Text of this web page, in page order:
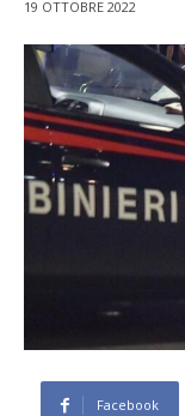
19 OTTOBRE 2022
Facebook